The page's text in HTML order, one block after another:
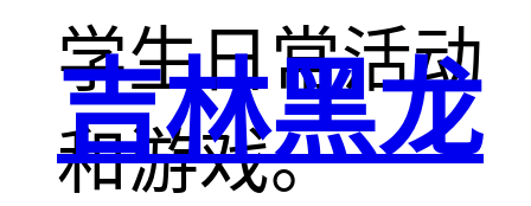
学生日常活动
和游戏。
吉林黑龙